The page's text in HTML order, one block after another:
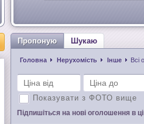
Пропоную Шукаю
Головна Нерухомість Інше Всі
Показувати з ФОТО вище
Підпишіться на нові оголошення в